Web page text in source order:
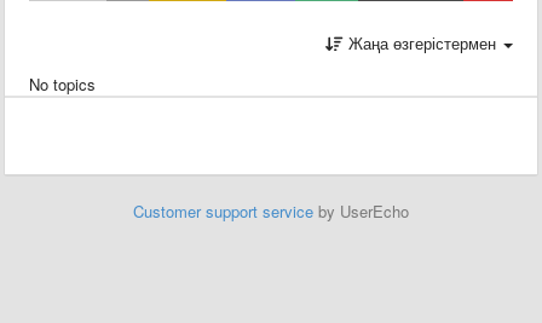
Жаңа өзгерістермен
No topics
Customer support service by UserEcho